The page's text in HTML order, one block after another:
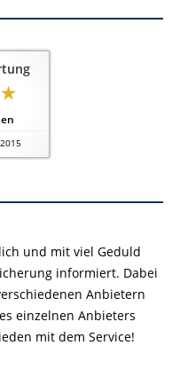
und mit viel Geduld
informiert. Dabei
Anbietern
einzelnen Anbieters
mit dem Service!